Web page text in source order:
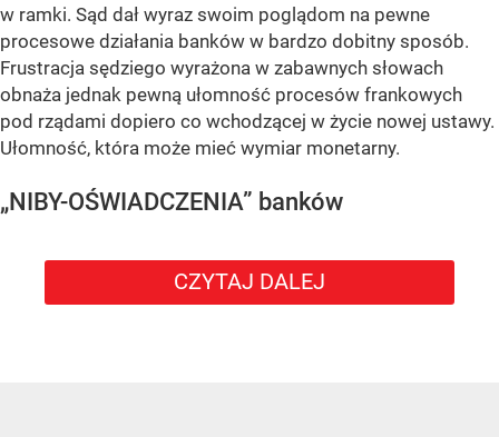
w ramki. Sąd dał wyraz swoim poglądom na pewne
procesowe działania banków w bardzo dobitny sposób.
Frustracja sędziego wyrażona w zabawnych słowach
obnaża jednak pewną ułomność procesów frankowych
pod rządami dopiero co wchodzącej w życie nowej ustawy.
Ułomność, która może mieć wymiar monetarny.
„NIBY-OŚWIADCZENIA” banków
CZYTAJ DALEJ